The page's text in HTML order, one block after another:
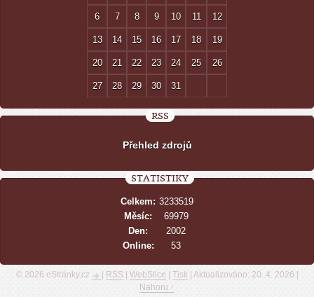
6 7 8 9 10 11 12
13 14 15 16 17 18 19
20 21 22 23 24 25 26
27 28 29 30 31
RSS
Přehled zdrojů
STATISTIKY
Online: 53
Celkem: 3233519
Měsíc:
69979
Den:
2002
© 2026 eStránky.cz RSS WebSlice Tisk| Aktualizováno: 20. 4. 2026
Nahoru ↑